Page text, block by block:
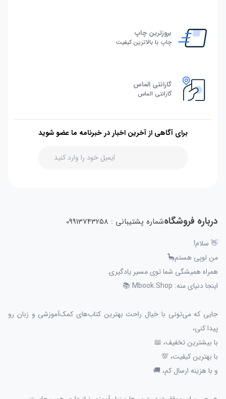
بروزترین چاپ
چاپ با بالاترین کیفیت
گارانتی الماس
گارانتی الماس
برای آگاهی از آخرین اخبار در خبرنامه ما عضو شوید
درباره فروشگاهشماره پشتیبانی : 09913743258
👋 سلام!
من لوپی هستم🦕
همراه همیشگی شما توی مسیر یادگیری.
اینجا دنیای منه: Mbook.Shop 📚
جایی که می‌تونی با خیال راحت بهترین کتاب‌های کمک‌آموزشی و زبان رو
پیدا کنی،
با بیشترین تخفیف، 📖
با بهترین کیفیت، 💯
و با هزینه ارسال کم، 🚚